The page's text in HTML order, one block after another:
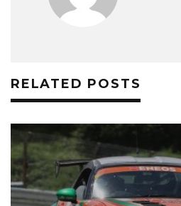
RELATED POSTS